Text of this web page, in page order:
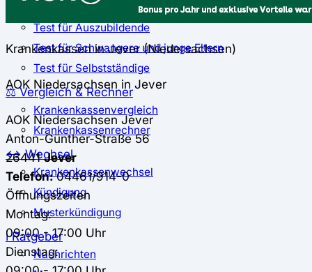
Test für Studierende
Test für Auszubildende
Test für Schwangere und junge Eltern
Test für Selbstständige
⚖️ Vergleich & Rechner
Krankenkassenvergleich
Krankenkassenrechner
↔ Wechsel
Krankenkassenwechsel
Kündigung
Musterkündigung
ℹ Ratgeber
Nachrichten
Krankenkassen in Jever (Niedersachsen)
AOK Niedersachsen in Jever
AOK Niedersachsen Jever
Anton-Günther-Straße 56
26441Jever
Telefon:04461/914-0
Öffnungszeiten
Montag:
09:00 - 17:00 Uhr
Dienstag: